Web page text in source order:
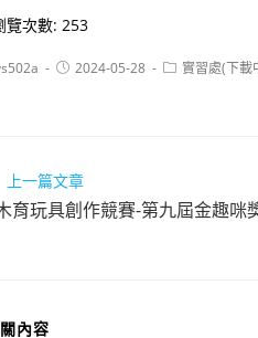
覽次數: 253
Post2024-05-28
Post實習處(下載
上一篇文章
育玩具創作競賽-第九屆金趣咪
內容